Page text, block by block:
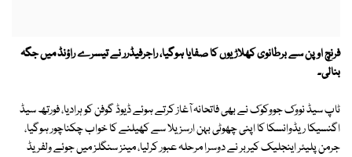
فرنچ اوپن سے برطانوی کھلاڑیوں کا صفایا ہوگیا، راجرفیڈرر نے تیسرے راؤنڈ میں جگہ
بنالی۔
ٹاپ سیڈ نووک جووکوک نے بھی فاتحانہ آغاز کرتے ہوئے ڈیوڈ گوفن کو ہرادیا، فورتھ سیڈ
اگنسیکا ریڈوانسکا کا اپنی چھوٹی بہن ارسزیلا سے کھیلنے کا خواب چکناچور ہوگیا،
جرمن پلیئر اینجلیک کیربر نے دوسرا مرحلہ عبور کرلیا، مینز سنگلز میں جوئے ولفریڈ